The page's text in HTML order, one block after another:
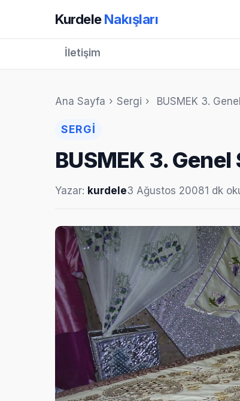
KurdeleNakışları
İletişim
Ana Sayfa › Sergi › BUSMEK 3.
SERGI
BUSMEK 3.
Yazar: kurdele3 Ağustos 20081 dk